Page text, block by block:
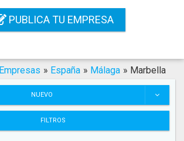
PUBLICA TU EMPRESA
» España » Málaga » Marbella
NUEVO
FILTROS